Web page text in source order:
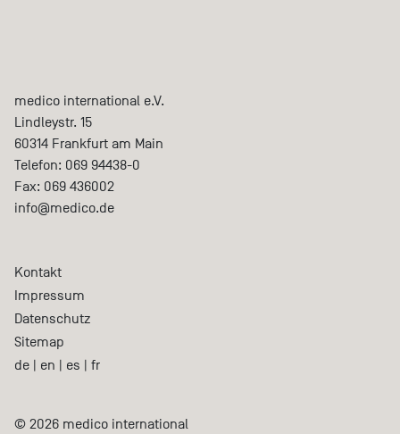
medico international e.V.
Lindleystr. 15
60314 Frankfurt am Main
Telefon: 069 94438-0
Fax: 069 436002
info@medico.de
Kontakt
Impressum
Datenschutz
Sitemap
de | en | es | fr
© 2026 medico international